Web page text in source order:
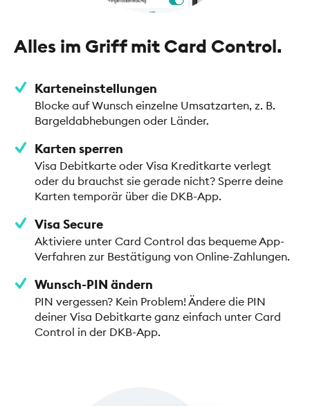
Alles im Griff mit Card Control.
Karteneinstellungen
Blocke auf Wunsch einzelne Umsatzarten, z. B.
Bargeldabhebungen oder Länder.
Karten sperren
Visa Debitkarte oder Visa Kreditkarte verlegt
oder du brauchst sie gerade nicht? Sperre deine
Karten temporär über die DKB-App.
Visa Secure
Aktiviere unter Card Control das bequeme App-
Verfahren zur Bestätigung von Online-Zahlungen.
Wunsch-PIN ändern
PIN vergessen? Kein Problem! Ändere die PIN
deiner Visa Debitkarte ganz einfach unter Card
Control in der DKB-App.